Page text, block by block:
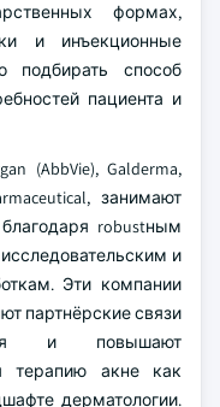
формах,
и инъекционные
подбирать способ
пациента и
(AbbVie), Galderma,
занимают
robustным
и
Эти компании
партнёрские связи
и повышают
терапию акне как
дерматологии.